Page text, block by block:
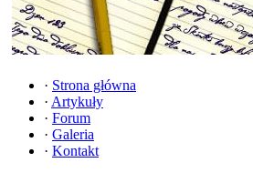
· Strona główna
· Artykuły
· Forum
· Galeria
· Kontakt